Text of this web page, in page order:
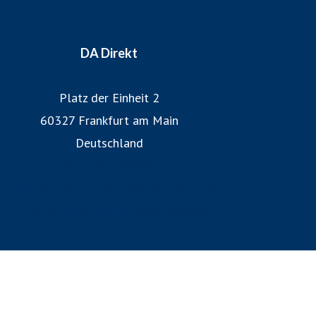
DA Direkt
Platz der Einheit 2
60327 Frankfurt am Main
Deutschland